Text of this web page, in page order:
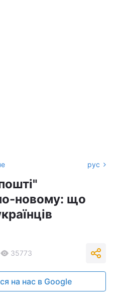
рус
новому: що
35773
на нас в Google